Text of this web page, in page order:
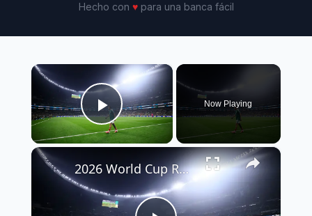
Hecho con ♥para una banca fácil
×
Play Video
Now Playing
×
2026 World Cup Rolls On at Historic Estadio Azteca!